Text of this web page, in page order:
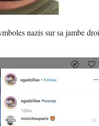
nazis sur sa jambe